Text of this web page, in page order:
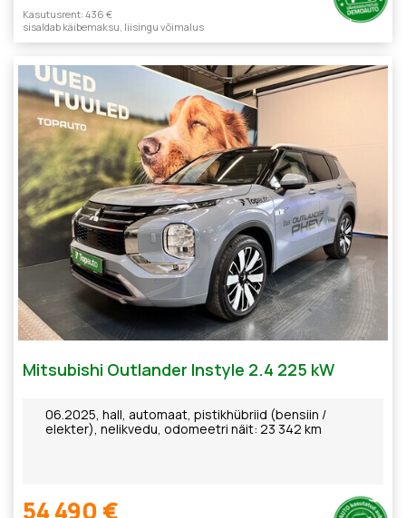
Kasutusrent: 436 €
sisaldab käibemaksu, liisingu võimalus
Mitsubishi Outlander Instyle 2.4 225 kW
06.2025, hall, automaat, pistikhübriid (bensiin /
elekter), nelikvedu, odomeetri näit: 23 342 km
54 490 €